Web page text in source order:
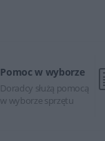
Pomoc w wyborze
Doradcy służą pomocą
w wyborze sprzętu